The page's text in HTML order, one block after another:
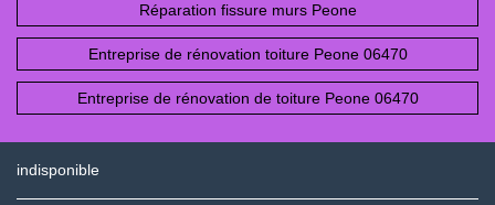
Réparation fissure murs Peone
Entreprise de rénovation toiture Peone 06470
Entreprise de rénovation de toiture Peone 06470
indisponible